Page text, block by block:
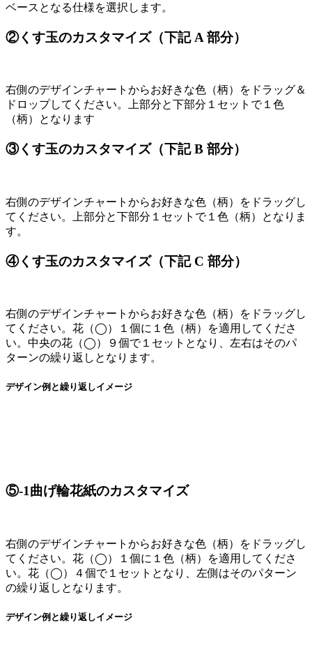
ベースとなる仕様を選択します。
②くす玉のカスタマイズ（下記 A 部分）
右側のデザインチャートからお好きな色（柄）をドラッグ＆
ドロップしてください。上部分と下部分１セットで１色
（柄）となります
③くす玉のカスタマイズ（下記 B 部分）
右側のデザインチャートからお好きな色（柄）をドラッグし
てください。上部分と下部分１セットで１色（柄）となりま
す。
④くす玉のカスタマイズ（下記 C 部分）
右側のデザインチャートからお好きな色（柄）をドラッグし
てください。花（◯）１個に１色（柄）を適用してくださ
い。中央の花（◯）９個で１セットとなり、左右はそのパ
ターンの繰り返しとなります。
デザイン例と繰り返しイメージ
⑤-1曲げ輪花紙のカスタマイズ
右側のデザインチャートからお好きな色（柄）をドラッグし
てください。花（◯）１個に１色（柄）を適用してくださ
い。花（◯）４個で１セットとなり、左側はそのパターン
の繰り返しとなります。
デザイン例と繰り返しイメージ